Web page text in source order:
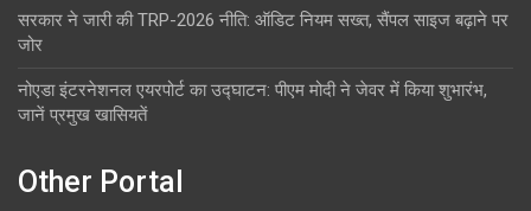
सरकार ने जारी की TRP-2026 नीति: ऑडिट नियम सख्त, सैंपल साइज बढ़ाने पर
जोर
नोएडा इंटरनेशनल एयरपोर्ट का उद्घाटन: पीएम मोदी ने जेवर में किया शुभारंभ,
जानें प्रमुख खासियतें
Other Portal